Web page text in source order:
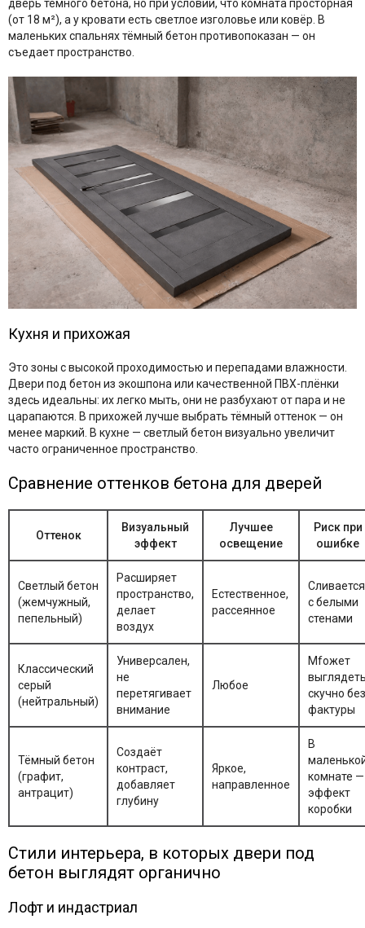
дверь тёмного бетона, но при условии, что комната просторная
(от 18 м²), а у кровати есть светлое изголовье или ковёр. В
маленьких спальнях тёмный бетон противопоказан — он
съедает пространство.
Кухня и прихожая
Это зоны с высокой проходимостью и перепадами влажности.
Двери под бетон из экошпона или качественной ПВХ-плёнки
здесь идеальны: их легко мыть, они не разбухают от пара и не
царапаются. В прихожей лучше выбрать тёмный оттенок — он
менее маркий. В кухне — светлый бетон визуально увеличит
часто ограниченное пространство.
Сравнение оттенков бетона для дверей
Оттенок
Визуальный
эффект
Лучшее
освещение
Риск при
ошибке
Светлый бетон
(жемчужный,
пепельный)
Расширяет
пространство,
делает
воздух
Естественное,
рассеянное
Сливается
с белыми
стенами
Классический
серый
(нейтральный)
Универсален,
не
перетягивает
внимание
Любое
Мfожет
скучно без
фактуры
Тёмный бетон
(графит,
антрацит)
Создаёт
контраст,
добавляет
глубину
Яркое,
направленное
В
комнате —
эффект
коробки
Стили интерьера, в которых двери под
бетон выглядят органично
Лофт и индастриал